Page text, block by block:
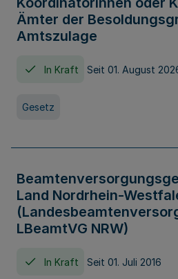
Ämter der
Amtszulage
In Kraft Seit 01. August
Gesetz
Land Nordrhein-
LBeamtVG NRW)
In Kraft Seit 01. Juli 2016